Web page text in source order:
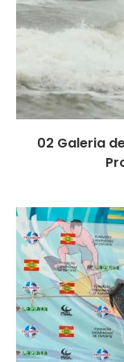
02 Galeria